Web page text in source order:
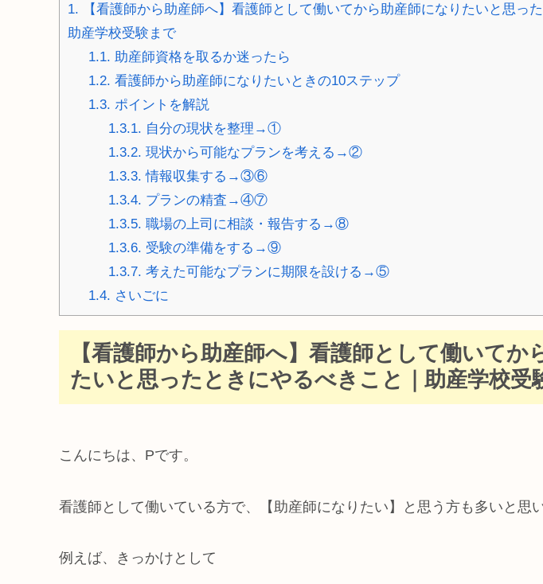
1. 【看護師から助産師へ】看護師として働いてから助産師になりたいと思っ
助産学校受験まで
1.1. 助産師資格を取るか迷ったら
1.2. 看護師から助産師になりたいときの10ステップ
1.3. ポイントを解説
1.3.1. 自分の現状を整理→①
1.3.2. 現状から可能なプランを考える→②
1.3.3. 情報収集する→③⑥
1.3.4. プランの精査→④⑦
1.3.5. 職場の上司に相談・報告する→⑧
1.3.6. 受験の準備をする→⑨
1.3.7. 考えた可能なプランに期限を設ける→⑤
1.4. さいごに
【看護師から助産師へ】看護師として働いてか
たいと思ったときにやるべきこと｜助産学校受
こんにちは、 Pです。
看護師として働いている方で、【助産師になりたい】と思う方も多いと思い
例えば、きっかけとして